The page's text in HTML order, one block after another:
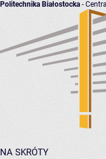
Politechnika Białostocka -
NA SKRÓTY